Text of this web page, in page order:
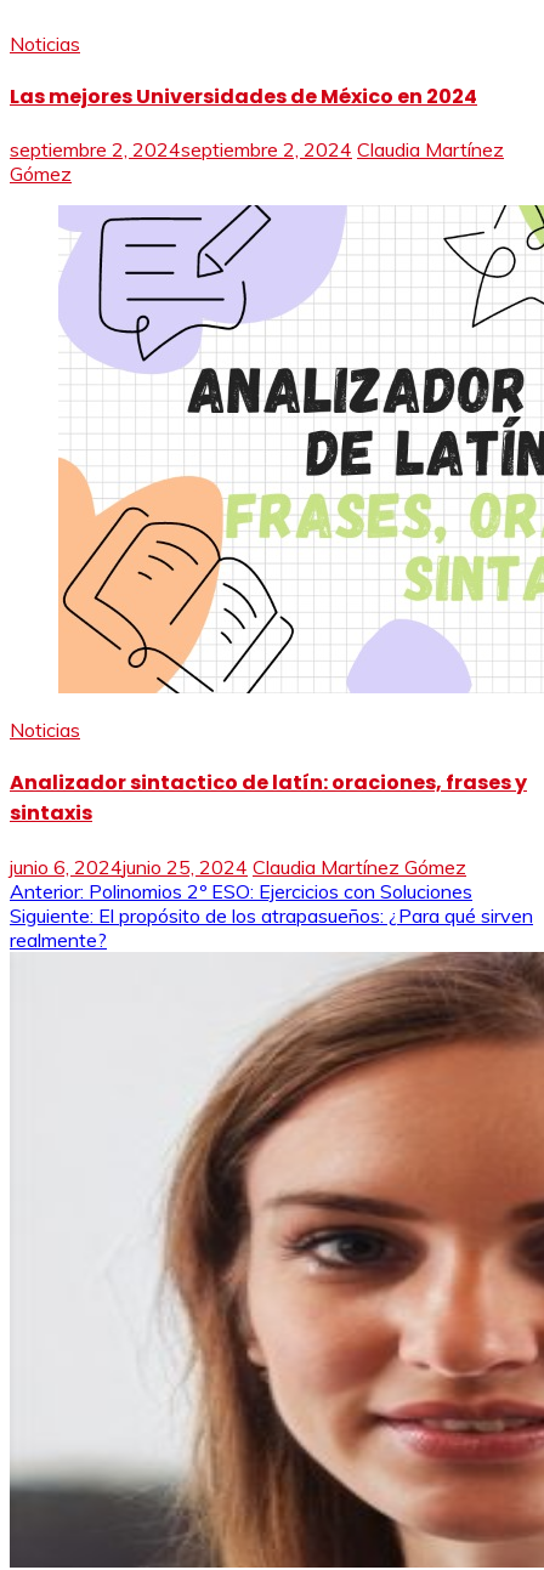
Noticias
Las mejores Universidades de México en 2024
septiembre 2, 2024septiembre 2, 2024 Claudia Martínez
Gómez
Noticias
Analizador sintactico de latín: oraciones, frases y
sintaxis
junio 6, 2024junio 25, 2024 Claudia Martínez Gómez
Navegación
de
Anterior: Polinomios 2º ESO: Ejercicios con Soluciones
Siguiente: El propósito de los atrapasueños: ¿Para qué sirven
realmente?